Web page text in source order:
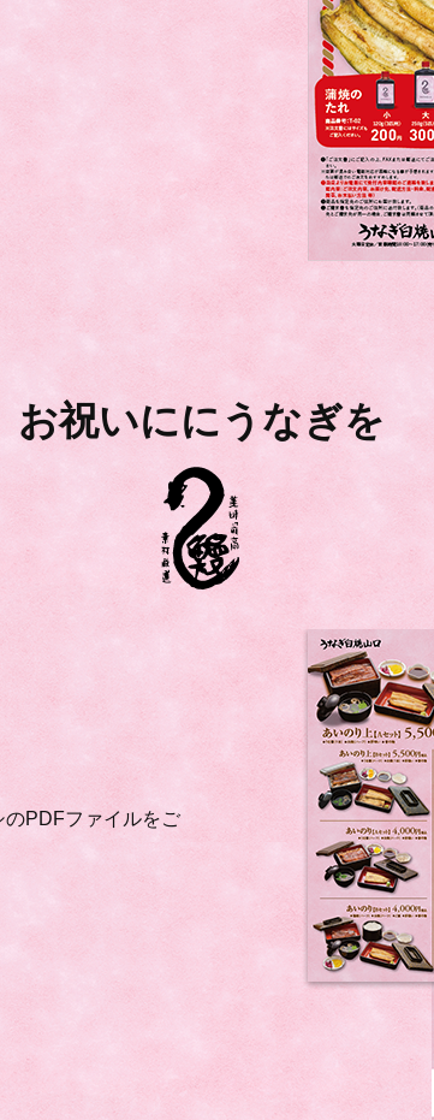
お祝いににうなぎを
PDFファイルをご